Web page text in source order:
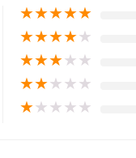
★★★★★
★★★★★
★★★★★
★★★★★
★★★★★